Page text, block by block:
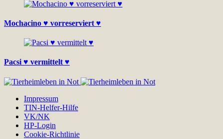
Mochacino ♥ vorreserviert ♥
Pacsi ♥ vermittelt ♥
Impressum
TIN-Helfer-Hilfe
VK/NK
HP-Login
Cookie-Richtlinie